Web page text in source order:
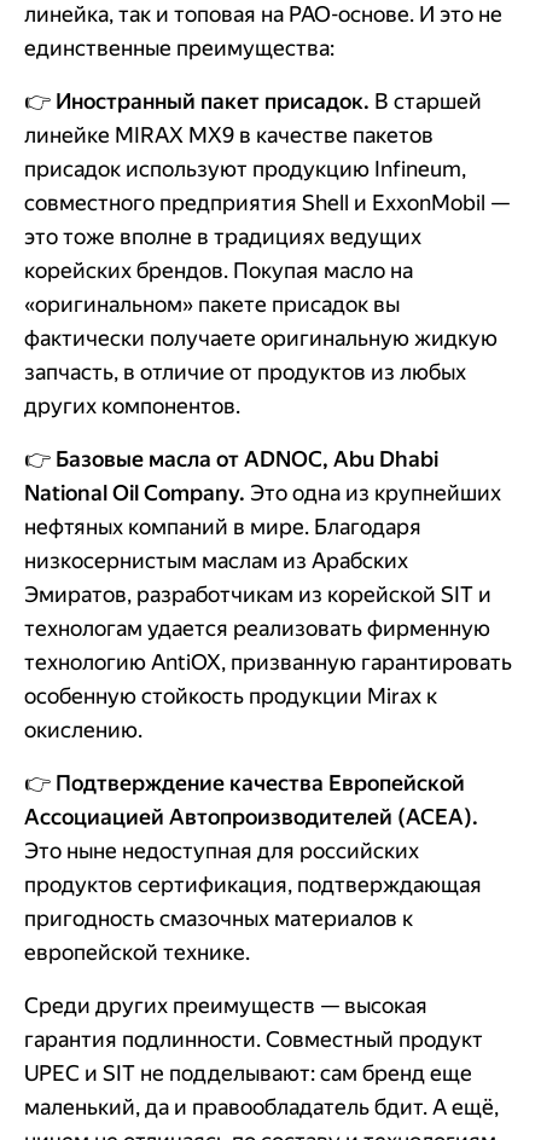
линейка, так и топовая на PAO-основе. И это не
единственные преимущества:
👉 Иностранный пакет присадок. В старшей
линейке MIRAX MX9 в качестве пакетов
присадок используют продукцию Infineum,
совместного предприятия Shell и ExxonMobil —
это тоже вполне в традициях ведущих
корейских брендов. Покупая масло на
«оригинальном» пакете присадок вы
фактически получаете оригинальную жидкую
запчасть, в отличие от продуктов из любых
других компонентов.
👉 Базовые масла от ADNOC, Abu Dhabi
National Oil Company. Это одна из крупнейших
нефтяных компаний в мире. Благодаря
низкосернистым маслам из Арабских
Эмиратов, разработчикам из корейской SIT и
технологам удается реализовать фирменную
технологию AntiOX, призванную гарантировать
особенную стойкость продукции Mirax к
окислению.
👉 Подтверждение качества Европейской
Ассоциацией Автопроизводителей (ACEA).
Это ныне недоступная для российских
продуктов сертификация, подтверждающая
пригодность смазочных материалов к
европейской технике.
Среди других преимуществ — высокая
гарантия подлинности. Совместный продукт
UPEC и SIT не подделывают: сам бренд еще
маленький, да и правообладатель бдит. А ещё,